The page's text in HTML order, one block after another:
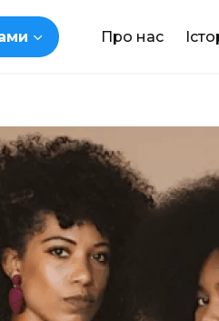
Про нас